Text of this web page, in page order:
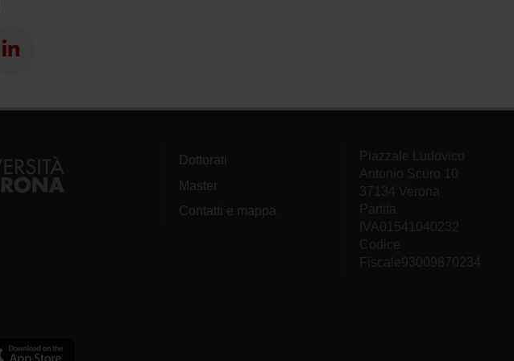
Dottorati
Master
Contatti e mappa
Piazzale Ludovico
Antonio Scuro 10
37134 Verona
Partita
IVA01541040232
Codice
Fiscale93009870234